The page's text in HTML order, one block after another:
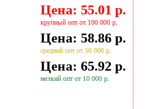
Цена: 55.01 р.
крупный опт от 100 000 р.
Цена: 58.86 р.
средний опт от 50 000 р.
Цена: 65.92 р.
мелкий опт от 10 000 р.